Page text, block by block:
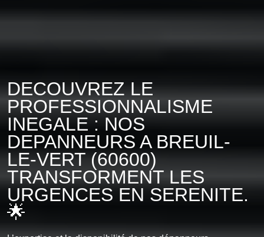
DECOUVREZ LE
PROFESSIONNALISME
INEGALE : NOS
DEPANNEURS A BREUIL-
LE-VERT (60600)
TRANSFORMENT LES
URGENCES EN SERENITE.
🌟